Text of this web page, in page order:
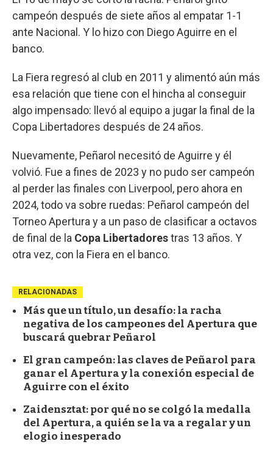
campeón después de siete años al empatar 1-1
ante Nacional. Y lo hizo con Diego Aguirre en el
banco.
La Fiera regresó al club en 2011 y alimentó aún más
esa relación que tiene con el hincha al conseguir
algo impensado: llevó al equipo a jugar la final de la
Copa Libertadores después de 24 años.
Nuevamente, Peñarol necesitó de Aguirre y él
volvió. Fue a fines de 2023 y no pudo ser campeón
al perder las finales con Liverpool, pero ahora en
2024, todo va sobre ruedas: Peñarol campeón del
Torneo Apertura y a un paso de clasificar a octavos
de final de la Copa Libertadorestras 13 años. Y
otra vez, con la Fiera en el banco.
RELACIONADAS
Más que un título, un desafío: la racha
negativa de los campeones del Apertura que
buscará quebrar Peñarol
El gran campeón: las claves de Peñarol para
ganar el Apertura y la conexión especial de
Aguirre con el éxito
Zaidensztat: por qué no se colgó la medalla
del Apertura, a quién se la va a regalar y un
elogio inesperado